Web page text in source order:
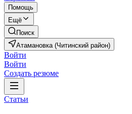
Помощь
Ещё
Поиск
Атамановка (Читинский район)
Войти
Войти
Создать резюме
Статьи